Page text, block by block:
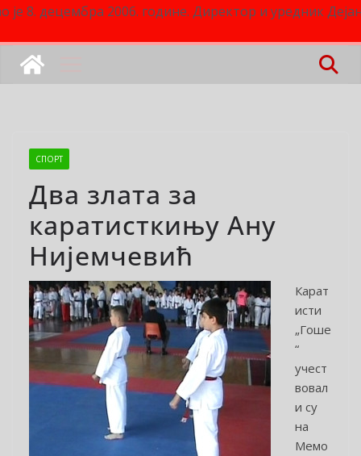
је 8. децембра 2006. године. Директор и уредник
СПОРТ
Два злата за
каратисткињу Ану
Нијемчевић
Карат
исти
„Гоше
“
учест
вовал
и су
на
Мемо